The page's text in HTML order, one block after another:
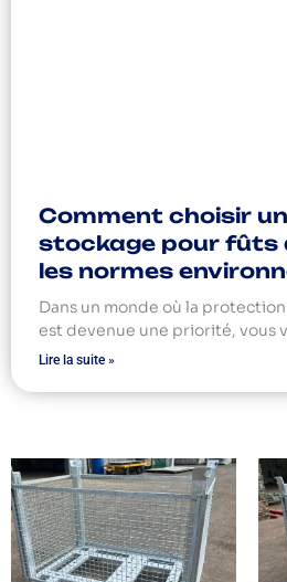
Comment choisir
stockage pour fûts
les normes
Dans un monde où la
est devenue une priorité, vous
Lire la suite »